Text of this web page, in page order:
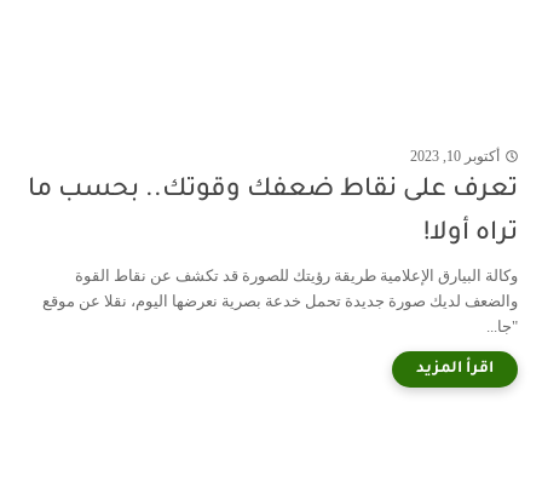
أكتوبر 10, 2023
تعرف على نقاط ضعفك وقوتك.. بحسب ما
تراه أولا!
وكالة البيارق الإعلامية طريقة رؤيتك للصورة قد تكشف عن نقاط القوة
والضعف لديك صورة جديدة تحمل خدعة بصرية نعرضها اليوم، نقلا عن موقع
"جا...